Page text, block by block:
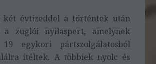
két évtizeddel a történtek után
a zuglói nyilaspert, amelynek
egykori pártszolgálatosból
ítéltek. A többiek nyolc és